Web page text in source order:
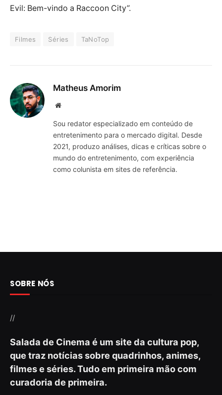
Evil: Bem-vindo a Raccoon City”.
Filmes Séries TaNoTop
Matheus Amorim
Website
Sou redator especializado em conteúdo de
entretenimento para o mercado digital. Desde
2021, produzo análises, dicas e críticas sobre o
mundo do entretenimento, com experiência
como colunista em sites de referência.
SOBRE NÓS
//
Salada de Cinema é um site da cultura pop,
que traz notícias sobre quadrinhos, animes,
filmes e séries. Tudo em primeira mão com
curadoria de primeira.